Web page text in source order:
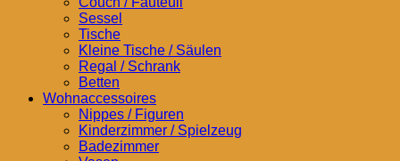
Sessel
Tische
Kleine Tische / Säulen
Regal / Schrank
Betten
Wohnaccessoires
Nippes / Figuren
Kinderzimmer / Spielzeug
Badezimmer